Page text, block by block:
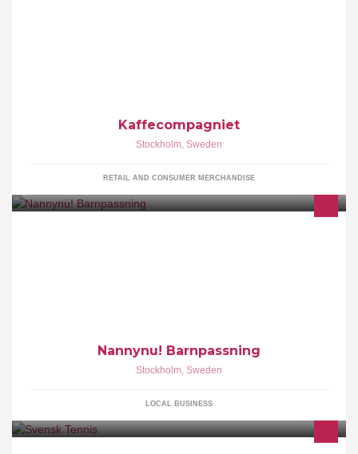
Kaffecompagniet
Stockholm, Sweden
RETAIL AND CONSUMER MERCHANDISE
Nannynu! Barnpassning
Stockholm, Sweden
LOCAL BUSINESS